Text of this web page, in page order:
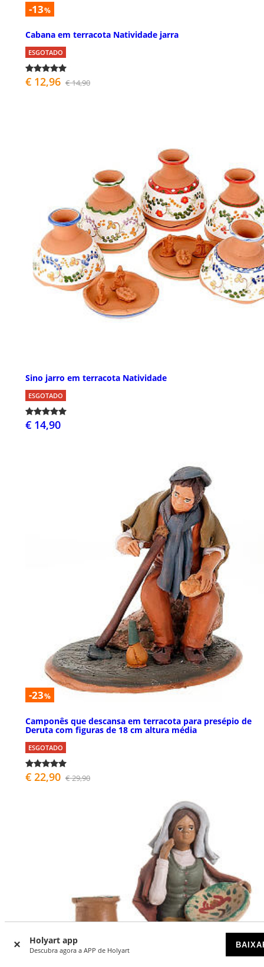
Holyart app
Descubra agora a APP de Holyart
-13%
Cabana em terracota Natividade jarra
ESGOTADO
€ 12,96 € 14,90
Sino jarro em terracota Natividade
ESGOTADO
€ 14,90
-23%
Camponês que descansa em terracota para presépio de
Deruta com figuras de 18 cm altura média
ESGOTADO
€ 22,90 € 29,90